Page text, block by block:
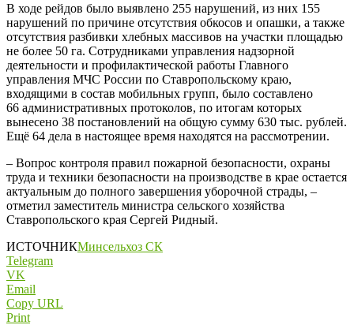
В ходе рейдов было выявлено 255 нарушений, из них 155
нарушений по причине отсутствия обкосов и опашки, а также
отсутствия разбивки хлебных массивов на участки площадью
не более 50 га. Сотрудниками управления надзорной
деятельности и профилактической работы Главного
управления МЧС России по Ставропольскому краю,
входящими в состав мобильных групп, было составлено
66 административных протоколов, по итогам которых
вынесено 38 постановлений на общую сумму 630 тыс. рублей.
Ещё 64 дела в настоящее время находятся на рассмотрении.
– Вопрос контроля правил пожарной безопасности, охраны
труда и техники безопасности на производстве в крае остается
актуальным до полного завершения уборочной страды, –
отметил заместитель министра сельского хозяйства
Ставропольского края Сергей Ридный.
ИСТОЧНИКМинсельхоз СК
Telegram
VK
Email
Copy URL
Print